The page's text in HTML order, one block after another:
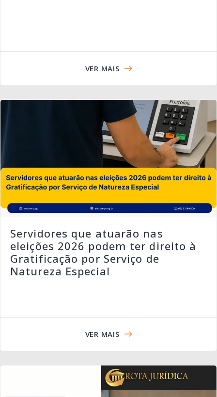
VER MAIS
Servidores que atuarão nas
eleições 2026 podem ter direito à
Gratificação por Serviço de
Natureza Especial
VER MAIS